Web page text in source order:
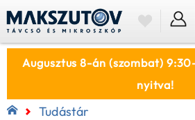
Augusztus 8-án (szombat)
nyitva!
Tudástár